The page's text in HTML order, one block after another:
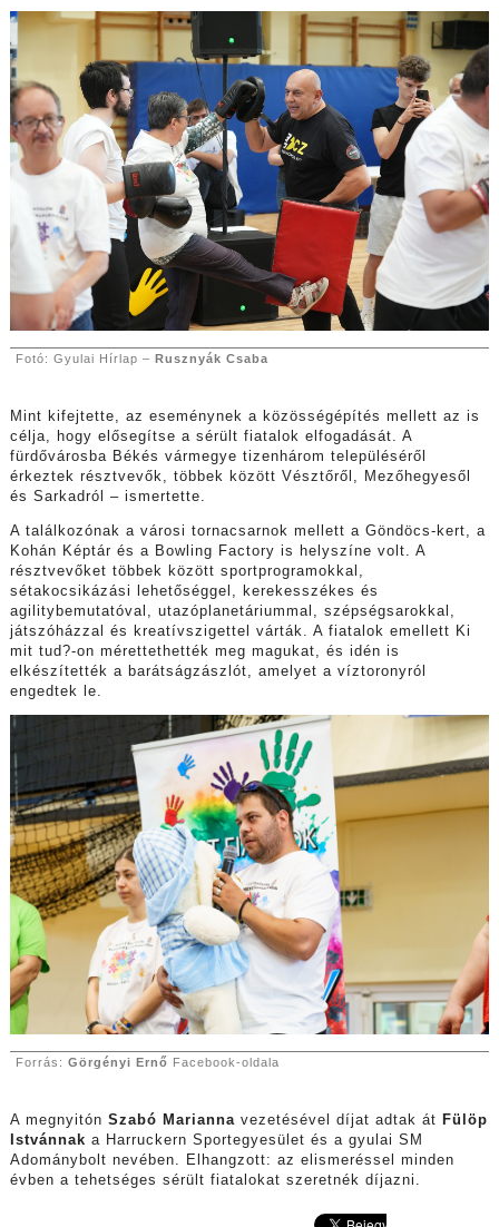
Fotó: Gyulai Hírlap – Rusznyák Csaba
Mint kifejtette, az eseménynek a közösségépítés mellett az is
célja, hogy elősegítse a sérült fiatalok elfogadását. A
fürdővárosba Békés vármegye tizenhárom településéről
érkeztek résztvevők, többek között Vésztőről, Mezőhegyesől
és Sarkadról – ismertette.
A találkozónak a városi tornacsarnok mellett a Göndöcs-kert, a
Kohán Képtár és a Bowling Factory is helyszíne volt. A
résztvevőket többek között sportprogramokkal,
sétakocsikázási lehetőséggel, kerekesszékes és
agilitybemutatóval, utazóplanetáriummal, szépségsarokkal,
játszóházzal és kreatívszigettel várták. A fiatalok emellett Ki
mit tud?-on mérettethették meg magukat, és idén is
elkészítették a barátságzászlót, amelyet a víztoronyról
engedtek le.
Forrás: Görgényi Ernő Facebook-oldala
A megnyitón Szabó Mariannavezetésével díjat adtak át Fülöp
Istvánnak a Harruckern Sportegyesület és a gyulai SM
Adománybolt nevében. Elhangzott: az elismeréssel minden
évben a tehetséges sérült fiatalokat szeretnék díjazni.